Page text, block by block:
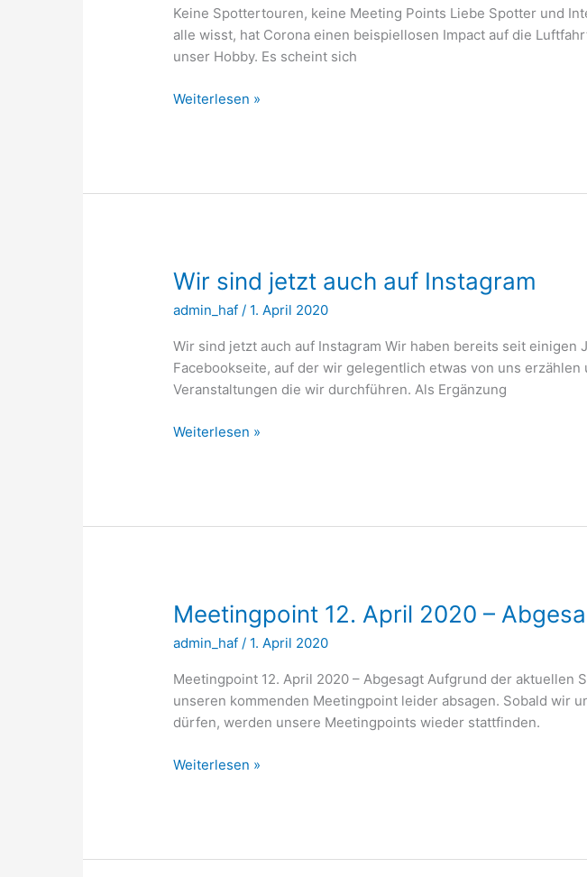
Keine Spottertouren, keine Meeting Points Liebe Spotter und
alle wisst, hat Corona einen beispiellosen Impact auf die
unser Hobby. Es scheint sich
Keine
Weiterlesen »
Wir sind jetzt auch auf Instagram
admin_haf/ 1. April 2020
Wir sind jetzt auch auf Instagram Wir haben bereits seit einigen
Facebookseite, auf der wir gelegentlich etwas von uns erzählen
Veranstaltungen die wir durchführen. Als Ergänzung
Wir
Weiterlesen »
Meetingpoint 12. April 2020 –
admin_haf/ 1. April 2020
Meetingpoint 12. April 2020 – Abgesagt Aufgrund der aktuellen
unseren kommenden Meetingpoint leider absagen. Sobald wir
dürfen, werden unsere Meetingpoints wieder stattfinden.
Meetingpoint
Weiterlesen »